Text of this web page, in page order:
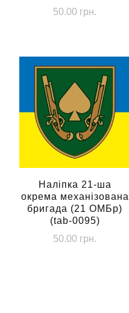
50.00 грн.
Наліпка 21-ша
окрема механізована
бригада (21 ОМБр)
(tab-0095)
50.00 грн.